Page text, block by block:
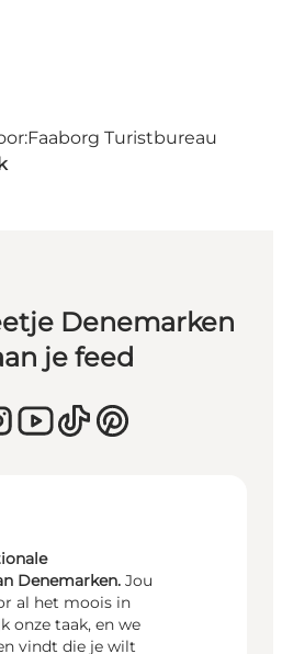
Faaborg Turistbureau
Denemarken
je feed
Denemarken. Jou
al het moois in
onze taak, en we
vindt die je wilt